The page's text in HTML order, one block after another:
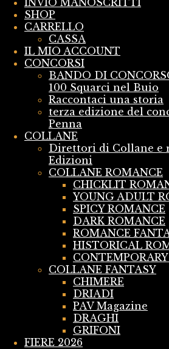
INVIO MANOSCRITTI
SHOP
CARRELLO
CASSA
IL MIO ACCOUNT
CONCORSI
BANDO DI
100 Squarci nel Buio
Raccontaci una storia
terza edizione del
Penna
COLLANE
Direttori di Collane e
Edizioni
COLLANE ROMANCE
CHICKLIT
YOUNG ADULT
SPICY ROMANCE
DARK ROMANCE
ROMANCE
HISTORICAL
COLLANE FANTASY
CHIMERE
DRIADI
PAV Magazine
DRAGHI
GRIFONI
FIERE 2026